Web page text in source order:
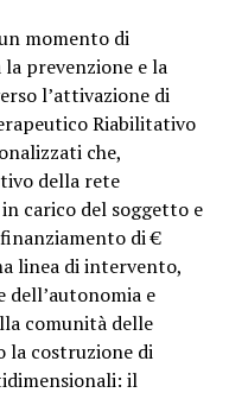
momento di
prevenzione e la
l’attivazione di
Riabilitativo
che,
della rete
carico del soggetto e
di €
linea di intervento,
dell’autonomia e
comunità delle
la costruzione di
il